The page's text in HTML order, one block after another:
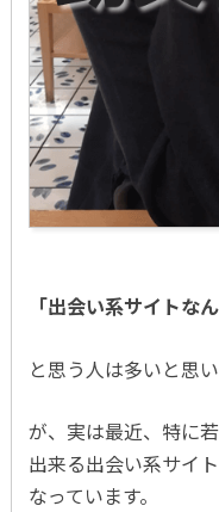
「出会い系サイトな
と思う人は多いと思い
が、実は最近、特に
出来る出会い系サイ
なっています。